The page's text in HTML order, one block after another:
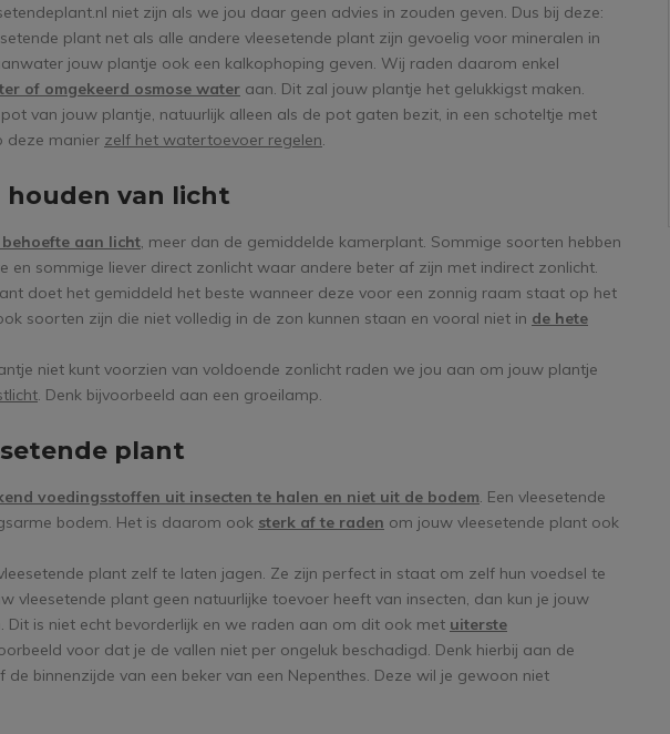
niet zijn als we jou daar geen advies in zouden geven. Dus bij deze:
plant net als alle andere vleesetende plant zijn gevoelig voor mineralen in
jouw plantje ook een kalkophoping geven. Wij raden daarom enkel
of omgekeerd osmose water aan. Dit zal jouw plantje het gelukkigst maken.
van jouw plantje, natuurlijk alleen als de pot gaten bezit, in een schoteltje met
deze manier zelf het watertoevoer regelen.
van licht
aan licht, meer dan de gemiddelde kamerplant. Sommige soorten hebben
en sommige liever direct zonlicht waar andere beter af zijn met indirect zonlicht.
doet het gemiddeld het beste wanneer deze voor een zonnig raam staat op het
soorten zijn die niet volledig in de zon kunnen staan en vooral niet in de hete
niet kunt voorzien van voldoende zonlicht raden we jou aan om jouw plantje
. Denk bijvoorbeeld aan een groeilamp.
plant
voedingsstoffen uit insecten te halen en niet uit de bodem. Een vleesetende
bodem. Het is daarom ook sterk af te raden om jouw vleesetende plant ook
plant zelf te laten jagen. Ze zijn perfect in staat om zelf hun voedsel te
vleesetende plant geen natuurlijke toevoer heeft van insecten, dan kun je jouw
Dit is niet echt bevorderlijk en we raden aan om dit ook met uiterste
voor dat je de vallen niet per ongeluk beschadigd. Denk hierbij aan de
de binnenzijde van een beker van een Nepenthes. Deze wil je gewoon niet